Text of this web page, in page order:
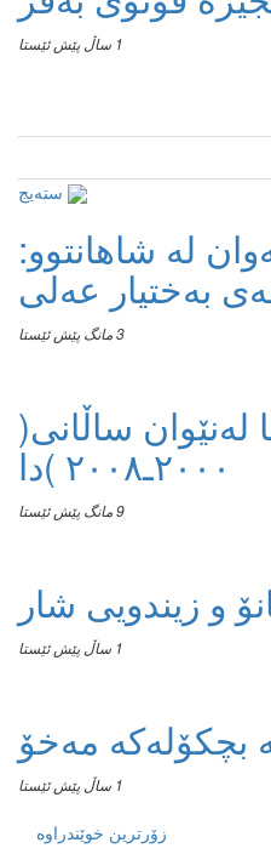
1 ساڵ پێش ئێستا
لە شاهانتوو:
بەختیار عەلی
3 مانگ پێش ئێستا
ساڵانی(
٢٠٠٠ـ٢٠٠٨ )دا
9 مانگ پێش ئێستا
و زیندویی شار
1 ساڵ پێش ئێستا
بچکۆلەکە مەخۆ
1 ساڵ پێش ئێستا
زۆرترین خوێندراوە